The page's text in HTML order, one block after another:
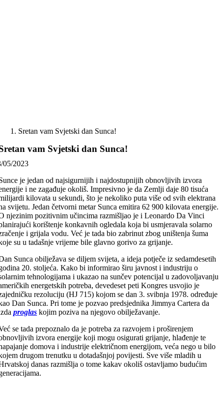
Sretan vam Svjetski dan Sunca!
vam Svjetski dan Sunca!
05/2023
je jedan od najsigurnijih i najdostupnijih obnovljivih izvora
i ne zagađuje okoliš. Impresivno je da Zemlji daje 80 tisuća
kilovata u sekundi, što je nekoliko puta više od svih elektrana
svijetu. Jedan četvorni metar Sunca emitira 62 900 kilovata energije.
njezinim pozitivnim učincima razmišljao je i Leonardo Da Vinci
korištenje konkavnih ogledala koja bi usmjeravala solarno
i grijala vodu. Već je tada bio zabrinut zbog uništenja šuma
su u tadašnje vrijeme bile glavno gorivo za grijanje.
Sunca obilježava se diljem svijeta, a ideja potječe iz sedamdesetih
20. stoljeća. Kako bi informirao širu javnost i industriju o
tehnologijama i ukazao na sunčev potencijal u zadovoljavanju
energetskih potreba, devedeset peti Kongres usvojio je
rezoluciju (HJ 715) kojom se dan 3. svibnja 1978. određuje
Dan Sunca. Pri tome je pozvao predsjednika Jimmya Cartera da
proglas kojim poziva na njegovo obilježavanje.
se tada prepoznalo da je potreba za razvojem i proširenjem
izvora energije koji mogu osigurati grijanje, hlađenje te
domova i industrije električnom energijom, veća nego u bilo
drugom trenutku u dotadašnjoj povijesti. Sve više mladih u
danas razmišlja o tome kakav okoliš ostavljamo budućim